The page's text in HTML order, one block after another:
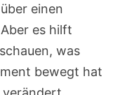
einen
es hilft
was
bewegt hat